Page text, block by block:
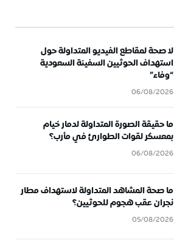
لا صحة لمقاطع الفيديو المتداولة حول
استهداف الحوثيين السفينة السعودية
“وفاء”
06/08/2026
ما حقيقة الصورة المتداولة لدمار خيام
بمعسكر لقوات الطوارئ في مأرب؟
06/08/2026
ما صحة المشاهد المتداولة لاستهداف مطار
نجران عقب هجوم للحوثيين؟
05/08/2026